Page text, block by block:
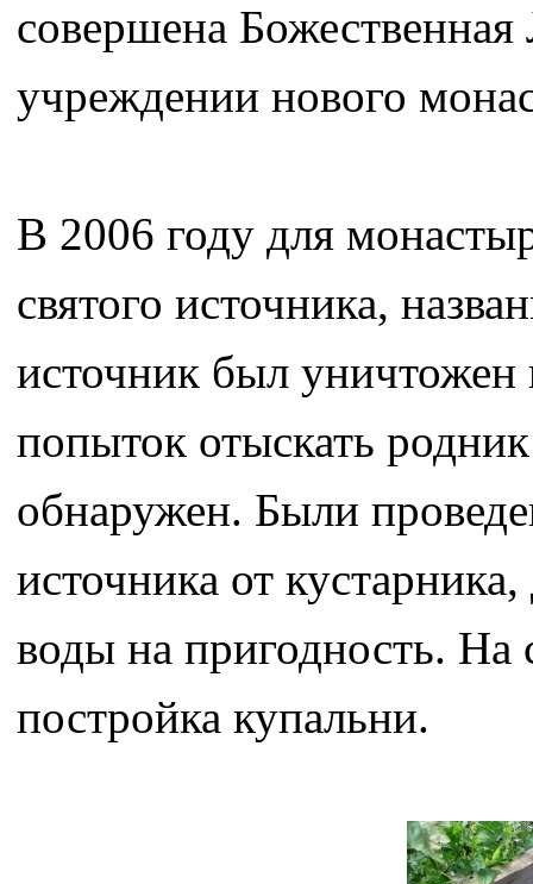
совершена
учреждении нового
В 2006 году для
святого источника,
источник был
попыток отыскать
обнаружен. Были
источника от
воды на пригодность. На
постройка купальни.